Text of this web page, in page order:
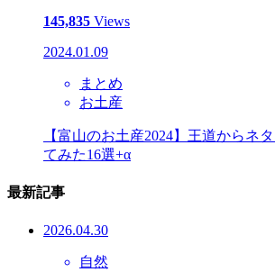
145,835 Views
2024.01.09
まとめ
お土産
【富山のお土産2024】王道からネ
てみた16選+α
最新記事
2026.04.30
自然